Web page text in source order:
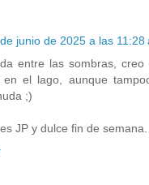
junio de 2025 a las 11:28
entre las sombras, creo
el lago, aunque
;)
JP y dulce fin de semana.